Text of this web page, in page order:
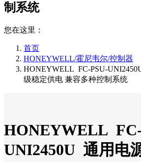
制系统
您在这里：
首页
HONEYWELL/霍尼韦尔/控制器
HONEYWELL FC-PSU-
级稳定供电 兼容多种控制系统
HONEYWELL
UNI2450U 通用电